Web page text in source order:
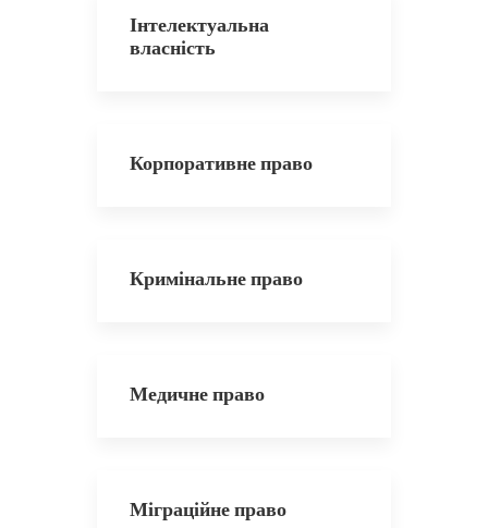
Інтелектуальна
власність
Корпоративне право
Кримінальне право
Медичне право
Міграційне право